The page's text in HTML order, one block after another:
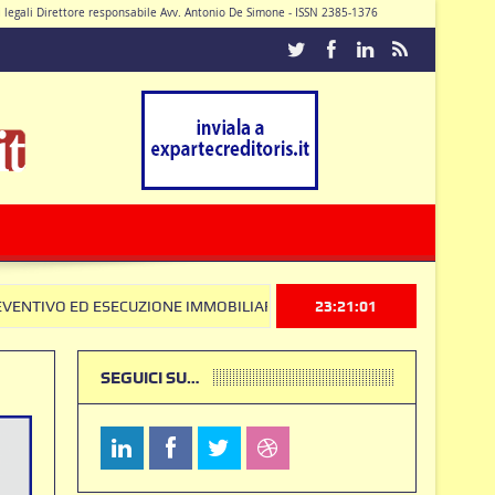
Direttore responsabile Avv. Antonio De Simone - ISSN 2385-1376
ESECUZIONE IMMOBILIARE: la Corte Costituzionale frena sul
23:21:02
SEGUICI SU…